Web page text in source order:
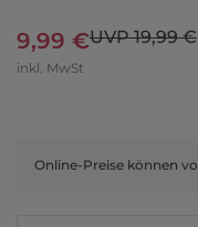
9,99 €UVP 19,99 €
inkl. MwSt